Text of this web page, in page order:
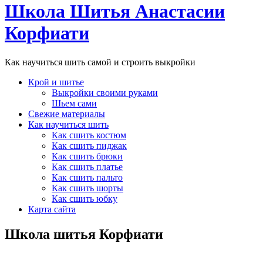
Школа Шитья Анастасии
Корфиати
Как научиться шить самой и строить выкройки
Крой и шитье
Выкройки своими руками
Шьем сами
Свежие материалы
Как научиться шить
Как сшить костюм
Как сшить пиджак
Как сшить брюки
Как сшить платье
Как сшить пальто
Как сшить шорты
Как сшить юбку
Карта сайта
Школа шитья Корфиати